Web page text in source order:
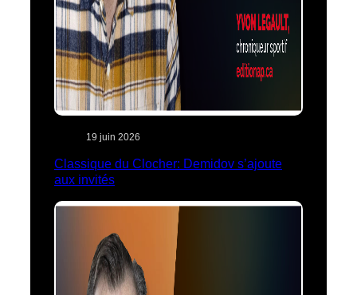
19 juin 2026
Classique du Clocher: Demidov s’ajoute
aux invités